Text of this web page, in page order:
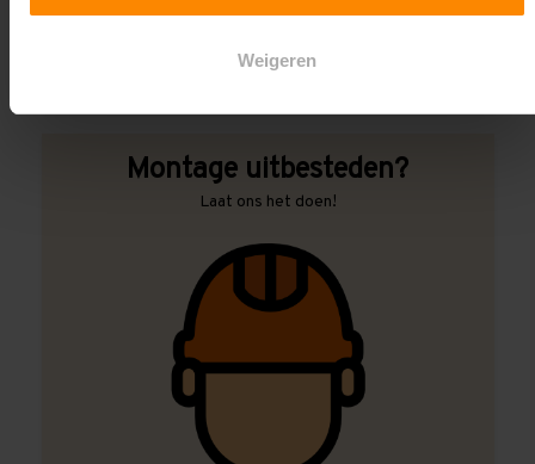
Weigeren
Contact met specialist
Montage uitbesteden?
Laat ons het doen!